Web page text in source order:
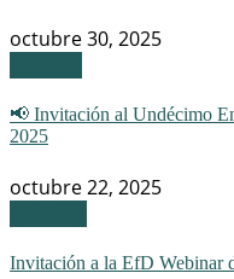
octubre 30, 2025
📢 Invitación al Undécimo
2025
octubre 22, 2025
Invitación a la EfD Webinar